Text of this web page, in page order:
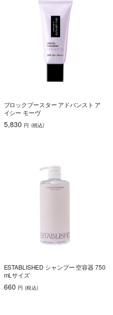
ブロックブースター アドバンスト ア
イシー モーヴ
5,830 円 (税込)
ESTABLISHED シャンプー 空容器 750
mLサイズ
660 円 (税込)